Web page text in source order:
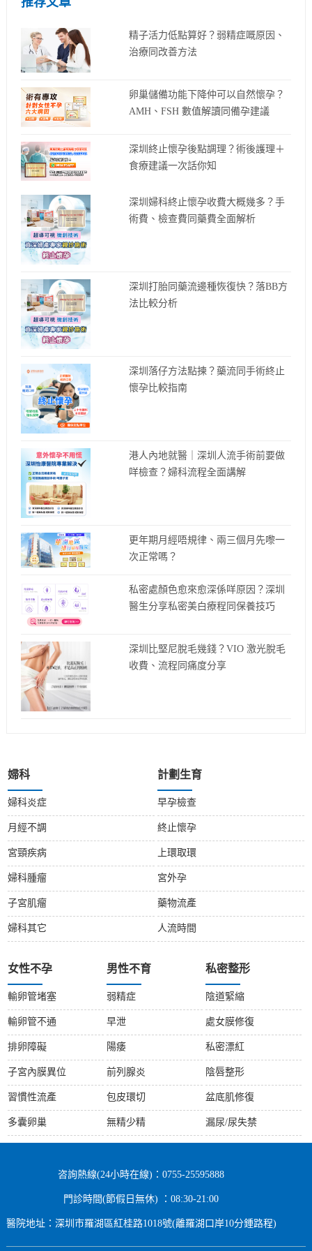
精子活力低點算好？弱精症嘅原因、
治療同改善方法
卵巢儲備功能下降仲可以自然懷孕？
AMH、FSH 數值解讀同備孕建議
深圳終止懷孕後點調理？術後護理＋
食療建議一次話你知
深圳婦科終止懷孕收費大概幾多？手
術費、檢查費同藥費全面解析
深圳打胎同藥流邊種恢復快？落BB方
法比較分析
深圳落仔方法點揀？藥流同手術終止
懷孕比較指南
港人內地就醫｜深圳人流手術前要做
咩檢查？婦科流程全面講解
更年期月經唔規律、兩三個月先嚟一
次正常嗎？
私密處顏色愈來愈深係咩原因？深圳
醫生分享私密美白療程同保養技巧
深圳比堅尼脫毛幾錢？VIO 激光脫毛
收費、流程同痛度分享
婦科
婦科炎症
月經不調
宮頸疾病
婦科腫瘤
子宮肌瘤
婦科其它
計劃生育
早孕檢查
終止懷孕
上環取環
宮外孕
藥物流產
人流時間
女性不孕
輸卵管堵塞
輸卵管不通
排卵障礙
子宮內膜異位
習慣性流產
多囊卵巢
男性不育
弱精症
早泄
陽痿
前列腺炎
包皮環切
無精少精
私密整形
陰道緊縮
處女膜修復
私密漂紅
陰唇整形
盆底肌修復
漏尿/尿失禁
咨詢熱線(24小時在線)：0755-25595888
門診時間(節假日無休) ：08:30-21:00
醫院地址：深圳市羅湖區紅桂路1018號(離羅湖口岸10分鍾路程)